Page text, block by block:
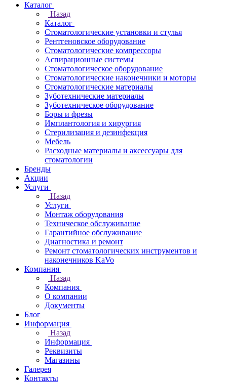
Каталог
Назад
Каталог
Стоматологические установки и стулья
Рентгеновское оборудование
Стоматологические компрессоры
Аспирационные системы
Стоматологическое оборудование
Стоматологические наконечники и моторы
Стоматологические материалы
Зуботехнические материалы
Зуботехническое оборудование
Боры и фрезы
Имплантология и хирургия
Стерилизация и дезинфекция
Мебель
Расходные материалы и аксессуары для
стоматологии
Бренды
Акции
Услуги
Назад
Услуги
Монтаж оборудования
Техническое обслуживание
Гарантийное обслуживание
Диагностика и ремонт
Ремонт стоматологических инструментов и
наконечников KaVo
Компания
Назад
Компания
О компании
Документы
Блог
Информация
Назад
Информация
Реквизиты
Магазины
Галерея
Контакты